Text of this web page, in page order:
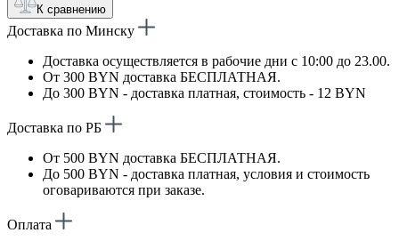
К сравнению
Доставка по Минску
Доставка осуществляется в рабочие дни с 10:00 до 23.00.
От 300 BYN доставка БЕСПЛАТНАЯ.
До 300 BYN - доставка платная, стоимость - 12 BYN
Доставка по РБ
От 500 BYN доставка БЕСПЛАТНАЯ.
До 500 BYN - доставка платная, условия и стоимость
оговариваются при заказе.
Оплата